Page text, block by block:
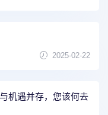
2025-02-22
机遇并存，您该何去